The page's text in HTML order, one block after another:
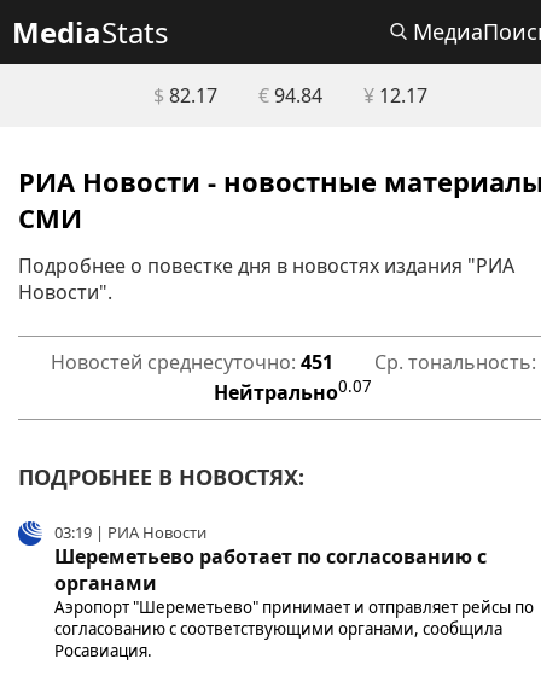
MediaStats
$ 82.17 €94.84 ¥12.17
РИА Новости - новостные
СМИ
Подробнее о повестке дня в новостях издания "РИА
Новости".
Новостей среднесуточно: 451
Ср. тональность:
Нейтрально0.07
ПОДРОБНЕЕ В НОВОСТЯХ:
03:19 | РИА Новости
Шереметьево работает по согласованию с
органами
Аэропорт "Шереметьево" принимает и отправляет рейсы по
согласованию с соответствующими органами, сообщила
Росавиация.